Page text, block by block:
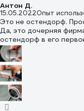
Антон Д.
15.05.2022Опыт
Это не остендорф.
Да, это дочерняя
остендорф в его